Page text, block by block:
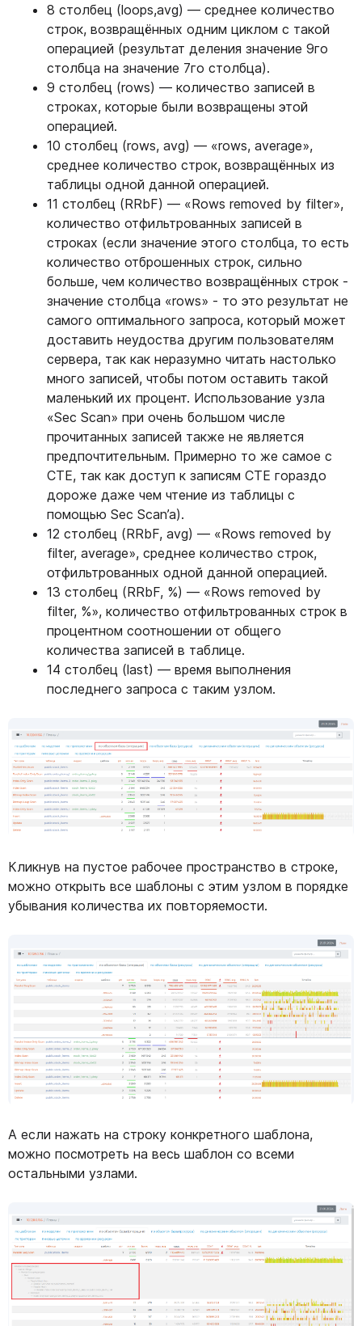
8 столбец (loops,avg) — среднее количество
строк, возвращённых одним циклом с такой
операцией (результат деления значение 9го
столбца на значение 7го столбца).
9 столбец (rows) — количество записей в
строках, которые были возвращены этой
операцией.
10 столбец (rows, avg) — «rows, average»,
среднее количество строк, возвращённых из
таблицы одной данной операцией.
11 столбец (RRbF) — «Rows removed by filter»,
количество отфильтрованных записей в
строках (если значение этого столбца, то есть
количество отброшенных строк, сильно
больше, чем количество возвращённых строк -
значение столбца «rows» - то это результат не
самого оптимального запроса, который может
доставить неудоства другим пользователям
сервера, так как неразумно читать настолько
много записей, чтобы потом оставить такой
маленький их процент. Использование узла
«Sec Scan» при очень большом числе
прочитанных записей также не является
предпочтительным. Примерно то же самое с
CTE, так как доступ к записям CTE гораздо
дороже даже чем чтение из таблицы с
помощью Sec Scan’a).
12 столбец (RRbF, avg) — «Rows removed by
filter, average», среднее количество строк,
отфильтрованных одной данной операцией.
13 столбец (RRbF, %) — «Rows removed by
filter, %», количество отфильтрованных строк в
процентном соотношении от общего
количества записей в таблице.
14 столбец (last) — время выполнения
последнего запроса с таким узлом.
Кликнув на пустое рабочее пространство в строке,
можно открыть все шаблоны с этим узлом в порядке
убывания количества их повторяемости.
А если нажать на строку конкретного шаблона,
можно посмотреть на весь шаблон со всеми
остальными узлами.